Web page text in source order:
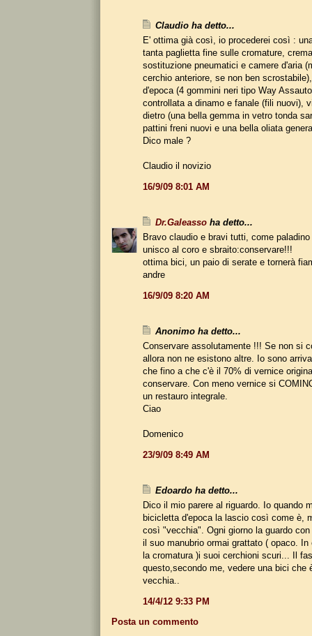
Claudio ha detto...
E' ottima già così, io procederei così :
tanta paglietta fine sulle cromature,
sostituzione pneumatici e camere d'aria
cerchio anteriore, se non ben
d'epoca (4 gommini neri tipo Way
controllata a dinamo e fanale (fili nuovi),
dietro (una bella gemma in vetro tonda
pattini freni nuovi e una bella oliata
Dico male ?
Claudio il novizio
16/9/09 8:01 AM
Dr.Galeasso ha detto...
Bravo claudio e bravi tutti, come
unisco al coro e sbraito:conservare!!!
ottima bici, un paio di serate e tornerà
andre
16/9/09 8:20 AM
Anonimo ha detto...
Conservare assolutamente !!! Se non si
allora non ne esistono altre. Io sono
che fino a che c'è il 70% di vernice
conservare. Con meno vernice si
un restauro integrale.
Ciao
Domenico
23/9/09 8:49 AM
Edoardo ha detto...
Dico il mio parere al riguardo. Io quando
bicicletta d'epoca la lascio così come è,
così "vecchia". Ogni giorno la guardo
il suo manubrio ormai grattato ( opaco.
la cromatura )i suoi cerchioni scuri... Il
questo,secondo me, vedere una bici che
vecchia..
14/4/12 9:33 PM
Posta un commento